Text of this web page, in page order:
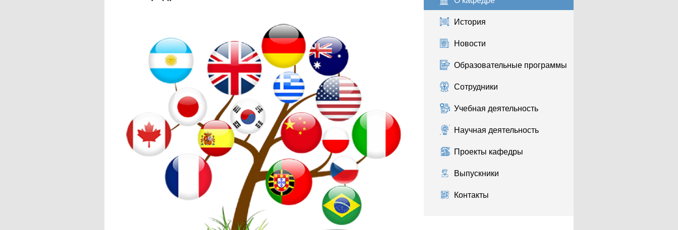
История
Новости
Образовательные программы
Сотрудники
Учебная деятельность
Научная деятельность
Проекты кафедры
Выпускники
Контакты